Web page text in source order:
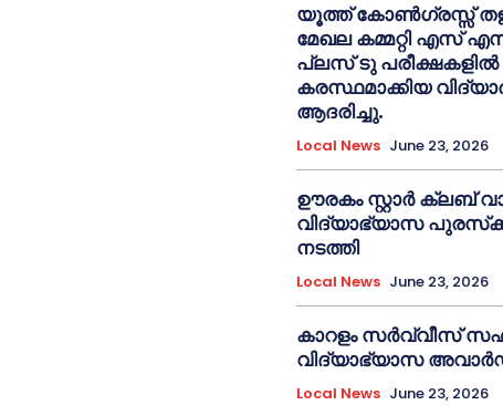
യൂത്ത് കോൺഗ്രസ്സ്
മേഖല കമ്മറ്റി എസ്
പ്ലസ് ടു പരീക്ഷകളിൽ
കരസ്ഥമാക്കിയ
ആദരിച്ചു.
Local News June 23, 2026
ഊരകം സ്റ്റാർ ക്ലബ്
വിദ്യാഭ്യാസ
നടത്തി
Local News June 23, 2026
കാറളം സർവ്വീസ്
വിദ്യാഭ്യാസ
Local News June 23, 2026